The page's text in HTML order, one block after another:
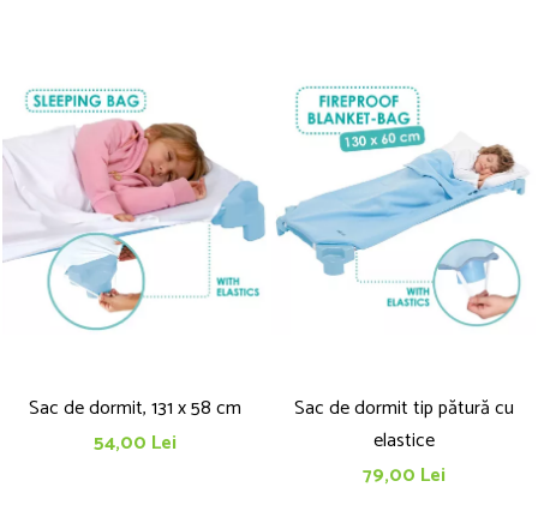
Sac de dormit, 131 x 58 cm
54,00 Lei
Sac de dormit tip pătură cu
elastice
79,00 Lei